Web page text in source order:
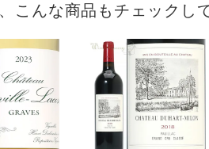
こんな商品もチェックし